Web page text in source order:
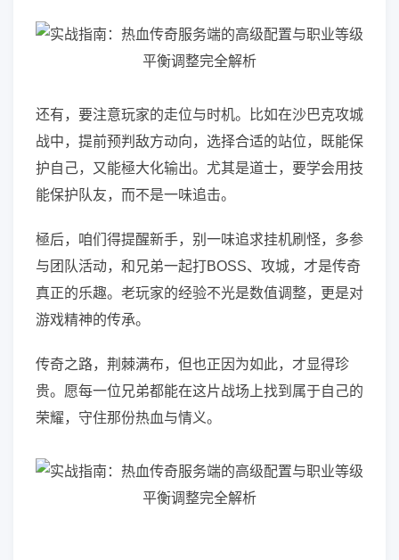
还有，要注意玩家的走位与时机。比如在沙巴克攻城
战中，提前预判敌方动向，选择合适的站位，既能保
护自己，又能極大化输出。尤其是道士，要学会用技
能保护队友，而不是一味追击。
極后，咱们得提醒新手，别一味追求挂机刷怪，多参
与团队活动，和兄弟一起打BOSS、攻城，才是传奇
真正的乐趣。老玩家的经验不光是数值调整，更是对
游戏精神的传承。
传奇之路，荆棘满布，但也正因为如此，才显得珍
贵。愿每一位兄弟都能在这片战场上找到属于自己的
荣耀，守住那份热血与情义。